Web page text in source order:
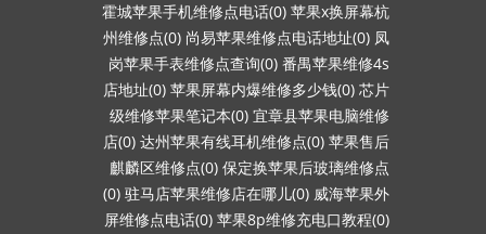
霍城苹果手机维修点电话(0) 苹果x换屏幕杭
州维修点(0) 尚易苹果维修点电话地址(0) 凤
岗苹果手表维修点查询(0) 番禺苹果维修4s
店地址(0) 苹果屏幕内爆维修多少钱(0) 芯片
级维修苹果笔记本(0) 宜章县苹果电脑维修
店(0) 达州苹果有线耳机维修点(0) 苹果售后
麒麟区维修点(0) 保定换苹果后玻璃维修点
(0) 驻马店苹果维修店在哪儿(0) 威海苹果外
屏维修点电话(0) 苹果8p维修充电口教程(0)